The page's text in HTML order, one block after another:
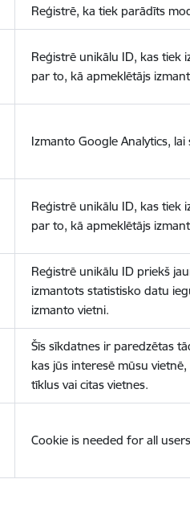
Reģistrē, ka tiek parādīts
Reģistrē unikālu ID, kas tiek
par to, kā apmeklētājs
Izmanto Google Analytics,
Reģistrē unikālu ID, kas tiek
par to, kā apmeklētājs
Reģistrē unikālu ID priekš
izmantots statistisko datu
izmanto vietni.
Šīs sīkdatnes ir paredzētas
kas jūs interesē mūsu
tīklus vai citas vietnes.
Cookie is needed for all